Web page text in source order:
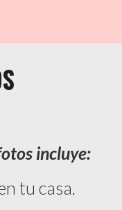
incluye:
tu casa.